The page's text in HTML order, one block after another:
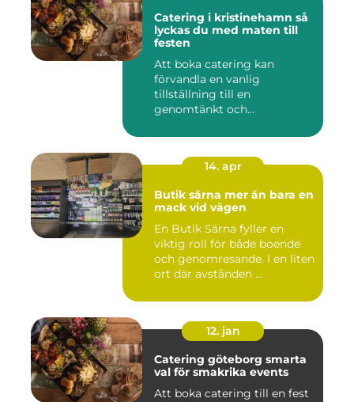
Catering i kristinehamn så
lyckas du med maten till
festen
Att boka catering kan
förvandla en vanlig
tillställning till en
genomtänkt och
14. apr
Butik särna mer än bara en
mack vid vägen
En Butik Särna fyller en
viktig roll för både boende
och genomresande. I en liten
ort där avstånden ...
12. jan
Catering göteborg smarta
val för smakrika events
Att boka catering till en fest